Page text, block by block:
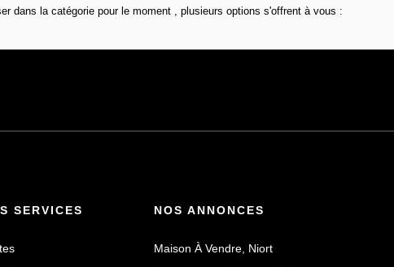
dans la catégorie pour le moment , plusieurs options s'offrent à vous :
SERVICES NOS ANNONCES
Maison À Vendre, Niort